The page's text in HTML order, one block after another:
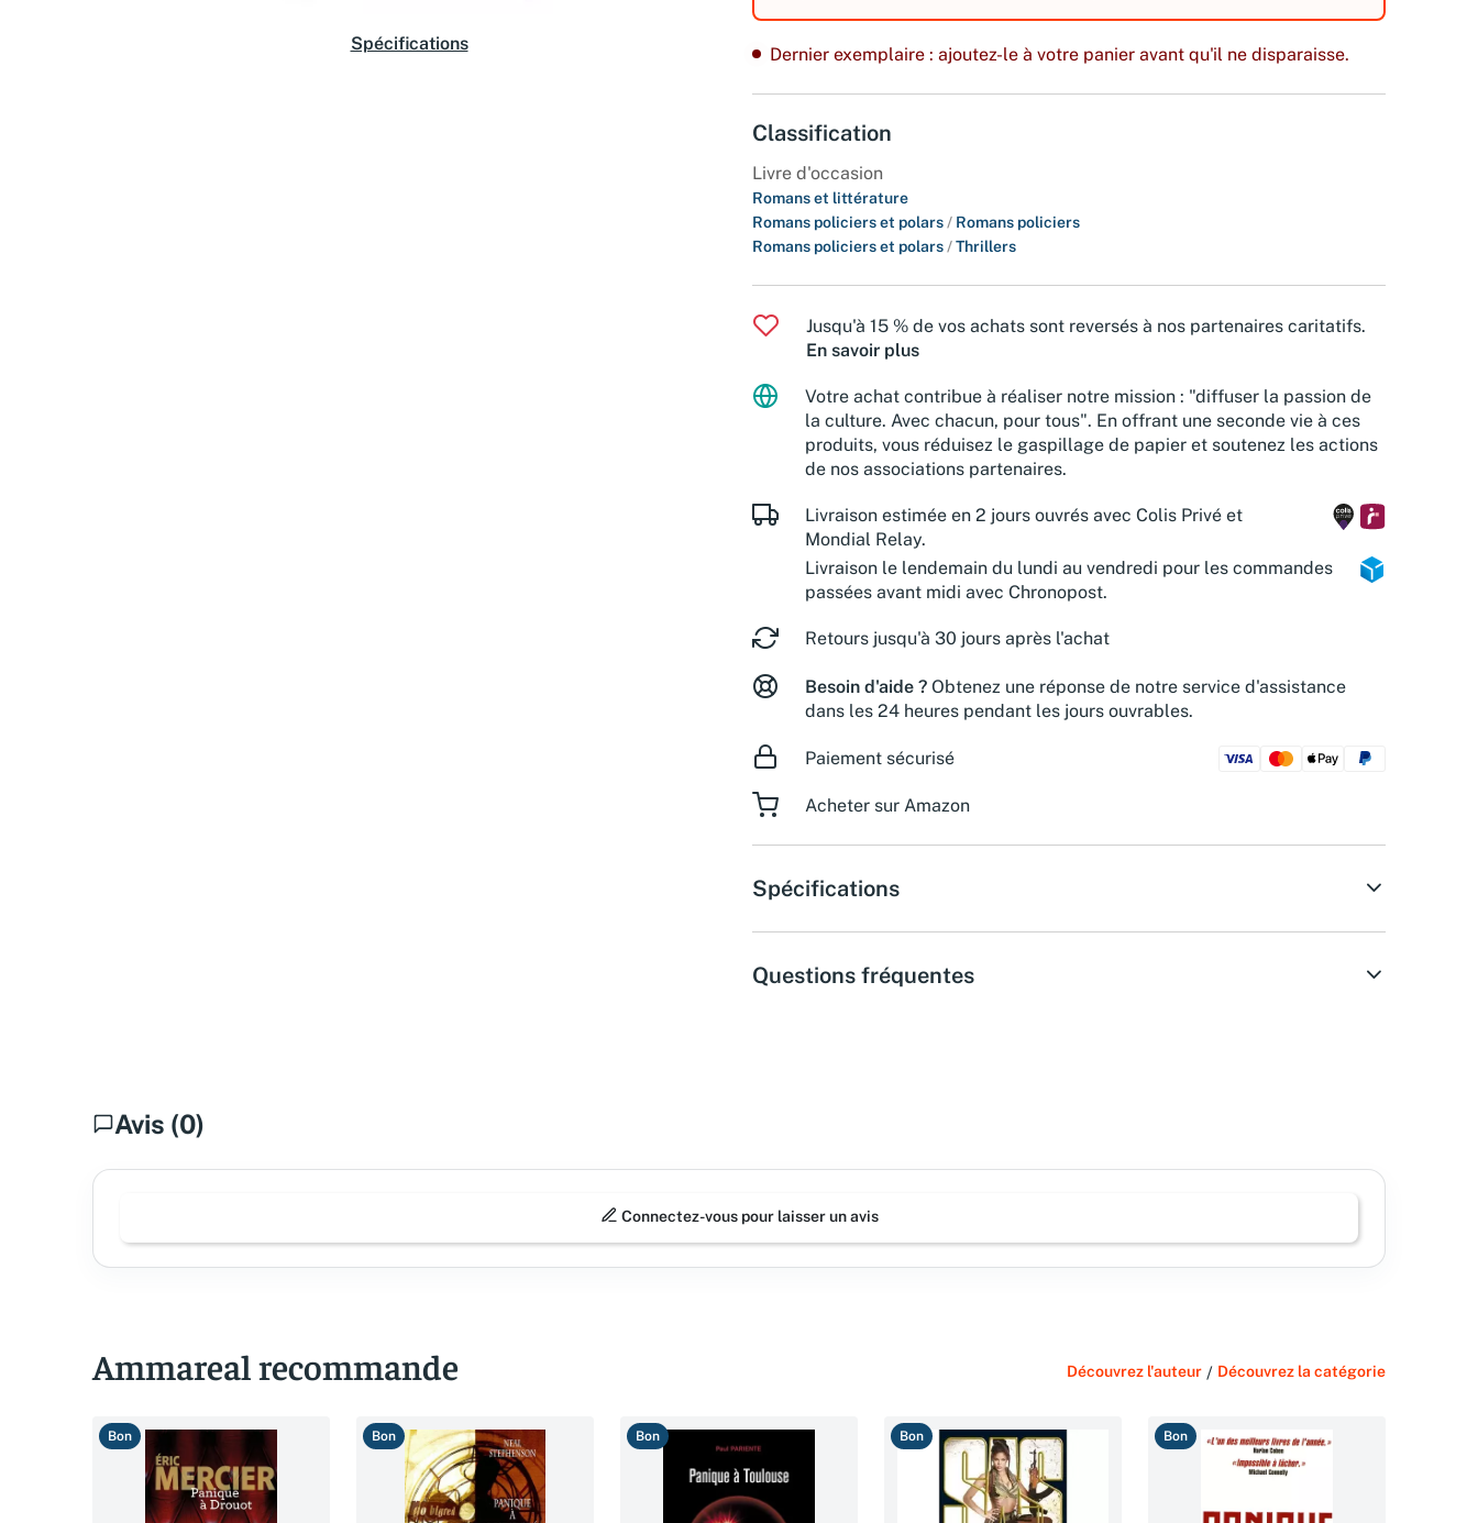
Spécifications
Dernier exemplaire : ajoutez-le à votre panier avant qu'il ne disparaisse.
Classification
Livre d'occasion
Romans et littérature
Romans policiers et polars / Romans policiers
Romans policiers et polars /Thrillers
Jusqu'à 15 % de vos achats sont reversés à nos partenaires caritatifs.
En savoir plus
Votre achat contribue à réaliser notre mission : "diffuser la passion de
la culture. Avec chacun, pour tous". En offrant une seconde vie à ces
produits, vous réduisez le gaspillage de papier et soutenez les actions
de nos associations partenaires.
Livraison estimée en 2 jours ouvrés avec Colis Privé et
Mondial Relay.
Livraison le lendemain du lundi au vendredi pour les commandes
passées avant midi avec Chronopost.
Retours jusqu'à 30 jours après l'achat
Besoin d'aide ? Obtenez une réponse de notre service d'assistance
dans les 24 heures pendant les jours ouvrables.
Paiement sécurisé
Acheter sur Amazon
Spécifications
Questions fréquentes
Avis (0)
Connectez-vous pour laisser un avis
Ammareal recommande Découvrez l'auteur / Découvrez la catégorie
Bon Bon Bon Bon Bon